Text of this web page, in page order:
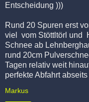
Entscheidung )))
Rund 20 Spuren erst
viel vom Stöttltörl und
Schnee ab
rund 20cm
Tagen relativ weit
perfekte Abfahrt
Markus